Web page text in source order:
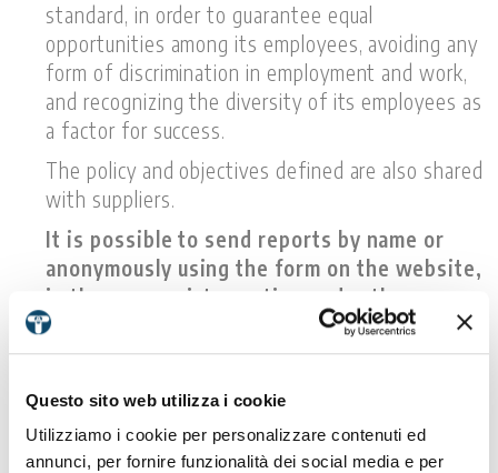
Questo sito web utilizza i cookie
Utilizziamo i cookie per personalizzare contenuti ed
annunci, per fornire funzionalità dei social media e per
standard, in order to guarantee equal
opportunities among its employees, avoiding any
form of discrimination in employment and work,
and recognizing the diversity of its employees as
a factor for success.
The policy and objectives defined are also shared
with suppliers.
It is possible to send reports by name or
anonymously using the form on the website,
in the appropriate section under the
Whistleblowing menu.